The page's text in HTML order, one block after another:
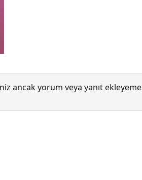
ancak yorum veya yanıt